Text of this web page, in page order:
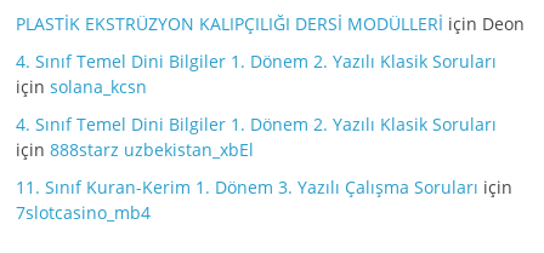
PLASTİK EKSTRÜZYON KALIPÇILIĞI DERSİ MODÜLLERİ için Deon
4. Sınıf Temel Dini Bilgiler 1. Dönem 2. Yazılı Klasik Soruları
içinsolana_kcsn
4. Sınıf Temel Dini Bilgiler 1. Dönem 2. Yazılı Klasik Soruları
için888starz uzbekistan_xbEl
11. Sınıf Kuran-Kerim 1. Dönem 3. Yazılı Çalışma Soruları için
7slotcasino_mb4